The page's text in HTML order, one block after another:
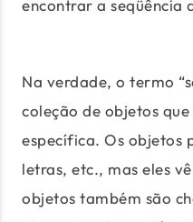
encontrar a seqüência
Na verdade, o termo
coleção de objetos
específica. Os objetos
letras, etc., mas eles
objetos também são